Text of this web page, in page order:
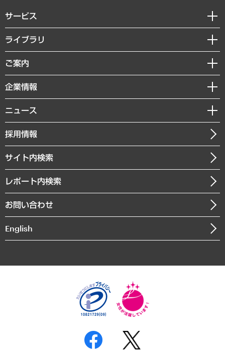
サービス
経営戦略
組織・人事戦略
デジタルイノベーション
共生・ダイバーシティ
GRC（ガバナンス・リスク・コンプライアンス）・防災（政策）
経済・産業・雇用・労働
まちづくり・観光・交通・スポーツ・スマートシティ
自然資源・農林水産業・食料システム
ライブラリ
経済調査
レポート
コラム
経営用語集
受託・受注実績（官公庁関連）
メディア掲載・出演
ご案内
セミナー・イベント情報
MUFGビジネスセミナー
受託案件情報
企業情報
私たちの想い
社長メッセージ
会社概要
沿革
組織図・本部部室紹介
インドネシア現地法人
個人情報保護方針
反社会的勢力に対する基本方針
ニュース
ニュースリリース
お知らせ
採用情報
サイト内検索
レポート内検索
お問い合わせ
English